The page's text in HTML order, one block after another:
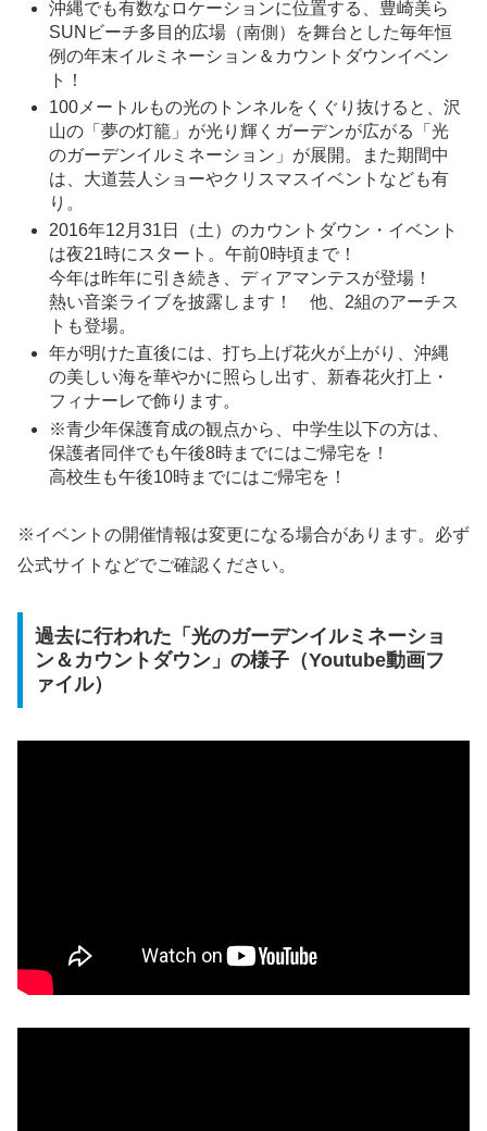
沖縄でも有数なロケーションに位置する、豊崎美ら
SUNビーチ多目的広場（南側）を舞台とした毎年恒
例の年末イルミネーション＆カウントダウンイベン
ト！
100メートルもの光のトンネルをくぐり抜けると、沢
山の「夢の灯籠」が光り輝くガーデンが広がる「光
のガーデンイルミネーション」が展開。また期間中
は、大道芸人ショーやクリスマスイベントなども有
り。
2016年12月31日（土）のカウントダウン・イベント
は夜21時にスタート。午前0時頃まで！
今年は昨年に引き続き、ディアマンテスが登場！
熱い音楽ライブを披露します！ 他、2組のアーチス
トも登場。
年が明けた直後には、打ち上げ花火が上がり、沖縄
の美しい海を華やかに照らし出す、新春花火打上・
フィナーレで飾ります。
※青少年保護育成の観点から、中学生以下の方は、
保護者同伴でも午後8時までにはご帰宅を！
高校生も午後10時までにはご帰宅を！
※イベントの開催情報は変更になる場合があります。必ず
公式サイトなどでご確認ください。
過去に行われた「光のガーデンイルミネーショ
ン＆カウントダウン」の様子（Youtube動画フ
ァイル）